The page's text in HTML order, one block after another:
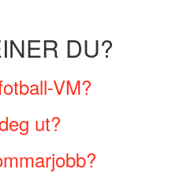
DU?
VM?
ut?